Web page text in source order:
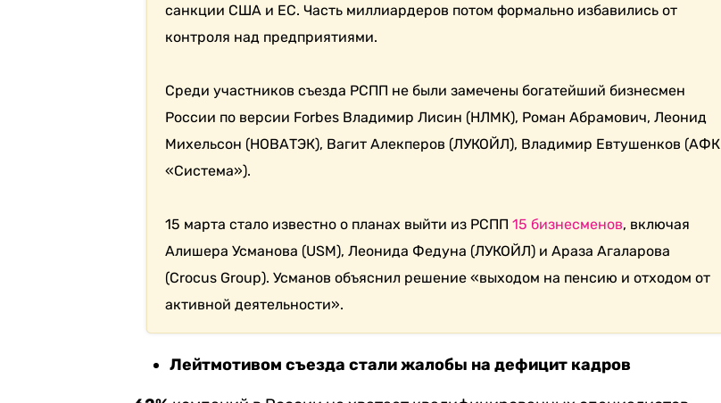
санкции США и ЕС. Часть миллиардеров потом формально избавились от
контроля над предприятиями.
Среди участников съезда РСПП не были замечены богатейший бизнесмен
России по версии Forbes Владимир Лисин (НЛМК), Роман Абрамович, Леонид
Михельсон (НОВАТЭК), Вагит Алекперов (ЛУКОЙЛ), Владимир Евтушенков (АФК
«Система»).
15 марта стало известно о планах выйти из РСПП 15 бизнесменов, включая
Алишера Усманова (USM), Леонида Федуна (ЛУКОЙЛ) и Араза Агаларова
(Crocus Group). Усманов объяснил решение «выходом на пенсию и отходом от
активной деятельности».
Лейтмотивом съезда стали жалобы на дефицит кадров